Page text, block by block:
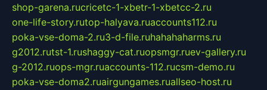
shop-garena.rucricetc-1-xbetr-1-xbetcc-2.ru
one-life-story.rutop-halyava.ruaccounts112.ru
poka-vse-doma-2.ru3-d-file.ruhahahaharms.ru
g2012.rutst-1.rushaggy-cat.ruopsmgr.ruev-gallery.ru
g-2012.ruops-mgr.ruaccounts-112.rucsm-demo.ru
poka-vse-doma2.ruairgungames.ruallseo-host.ru